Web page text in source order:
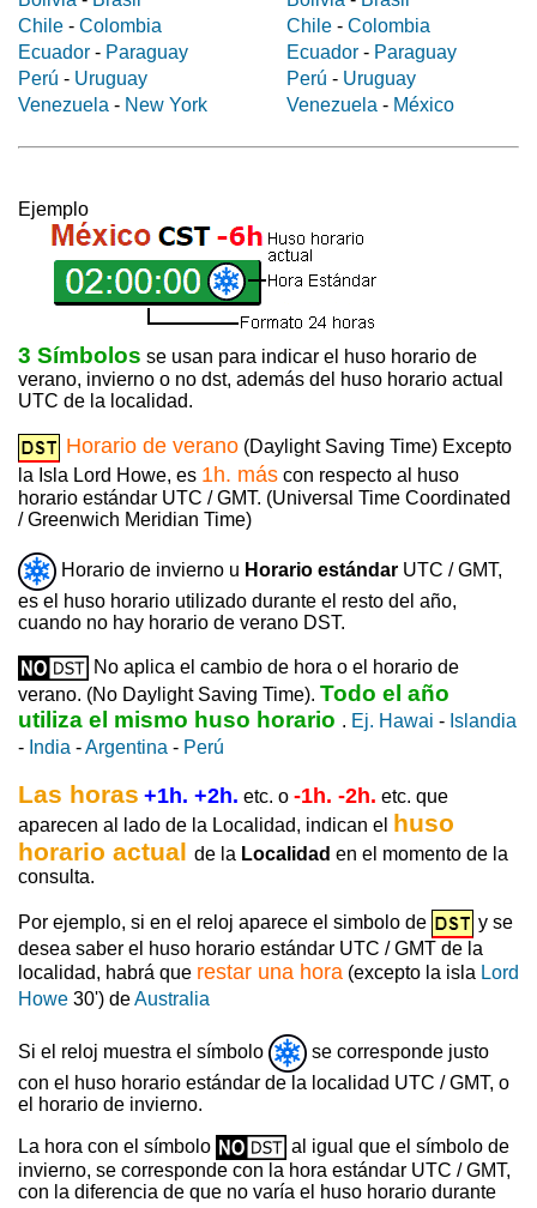
Chile - Colombia
Ecuador - Paraguay
Perú - Uruguay
Venezuela - New York
Chile - Colombia
Ecuador - Paraguay
Perú - Uruguay
Venezuela - México
Ejemplo
3 Símbolos se usan para indicar el huso horario de
verano, invierno o no dst, además del huso horario actual
UTC de la localidad.
Horario de verano (Daylight Saving Time) Excepto
la Isla Lord Howe, es 1h. más con respecto al huso
horario estándar UTC / GMT. (Universal Time Coordinated
/ Greenwich Meridian Time)
Horario de invierno u Horario estándar UTC / GMT,
es el huso horario utilizado durante el resto del año,
cuando no hay horario de verano DST.
No aplica el cambio de hora o el horario de
verano. (No Daylight Saving Time). Todo el año
utiliza el mismo huso horario . Ej. Hawai - Islandia
- India -Argentina - Perú
Las horas +1h. +2h. etc. o -1h. -2h. etc. que
aparecen al lado de la Localidad, indican el huso
horario actual de la Localidad en el momento de la
consulta.
Por ejemplo, si en el reloj aparece el simbolo de
y se
desea saber el huso horario estándar UTC / GMT de la
localidad, habrá que restar una hora (excepto la isla Lord
Howe 30') deAustralia
Si el reloj muestra el símbolo
se corresponde justo
con el huso horario estándar de la localidad UTC / GMT, o
el horario de invierno.
La hora con el símbolo
al igual que el símbolo de
invierno, se corresponde con la hora estándar UTC / GMT,
con la diferencia de que no varía el huso horario durante